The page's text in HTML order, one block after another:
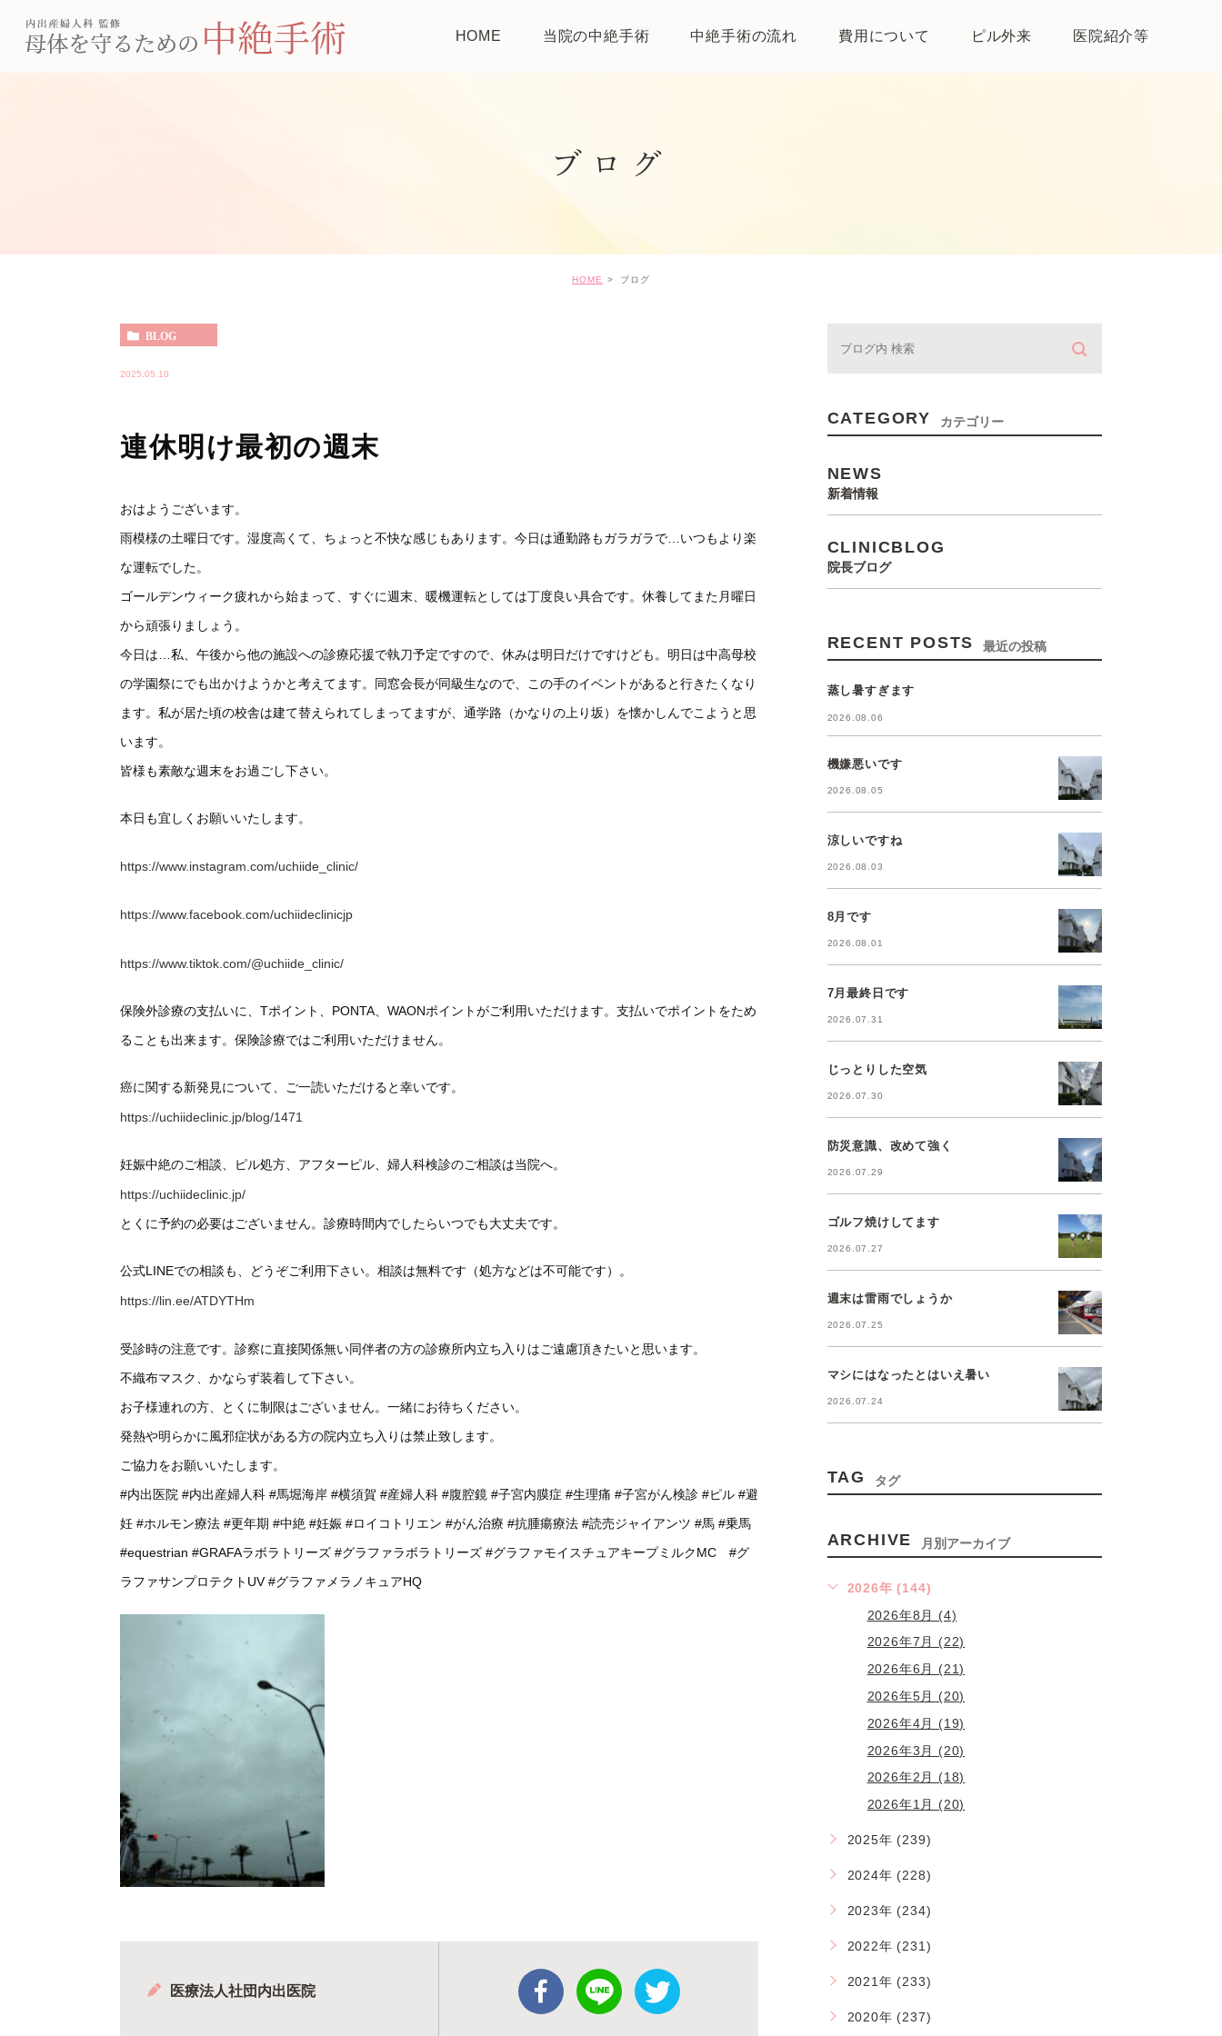
HOME 当院の中絶手術 中絶手術の流れ 費用について ピル外来 医院紹介等
ブログ
HOME ブログ
BLOG
2025.05.10
連休明け最初の週末
おはようございます。
雨模様の土曜日です。湿度高くて、ちょっと不快な感じもあります。今日は通勤路もガラガラで…いつもより楽
な運転でした。
ゴールデンウィーク疲れから始まって、すぐに週末、暖機運転としては丁度良い具合です。休養してまた月曜日
から頑張りましょう。
今日は…私、午後から他の施設への診療応援で執刀予定ですので、休みは明日だけですけども。明日は中高母校
の学園祭にでも出かけようかと考えてます。同窓会長が同級生なので、この手のイベントがあると行きたくなり
ます。私が居た頃の校舎は建て替えられてしまってますが、通学路（かなりの上り坂）を懐かしんでこようと思
います。
皆様も素敵な週末をお過ごし下さい。
本日も宜しくお願いいたします。
https://www.instagram.com/uchiide_clinic/
https://www.facebook.com/uchiideclinicjp
https://www.tiktok.com/@uchiide_clinic/
保険外診療の支払いに、Tポイント、PONTA、WAONポイントがご利用いただけます。支払いでポイントをため
ることも出来ます。保険診療ではご利用いただけません。
癌に関する新発見について、ご一読いただけると幸いです。
https://uchiideclinic.jp/blog/1471
妊娠中絶のご相談、ピル処方、アフターピル、婦人科検診のご相談は当院へ。
https://uchiideclinic.jp/
とくに予約の必要はございません。診療時間内でしたらいつでも大丈夫です。
公式LINEでの相談も、どうぞご利用下さい。相談は無料です（処方などは不可能です）。
https://lin.ee/ATDYTHm
受診時の注意です。診察に直接関係無い同伴者の方の診療所内立ち入りはご遠慮頂きたいと思います。
不織布マスク、かならず装着して下さい。
お子様連れの方、とくに制限はございません。一緒にお待ちください。
発熱や明らかに風邪症状がある方の院内立ち入りは禁止致します。
ご協力をお願いいたします。
#内出医院 #内出産婦人科 #馬堀海岸 #横須賀 #産婦人科 #腹腔鏡 #子宮内膜症 #生理痛 #子宮がん検診 #ピル #避
妊 #ホルモン療法 #更年期 #中絶 #妊娠 #ロイコトリエン #がん治療 #抗腫瘍療法 #読売ジャイアンツ #馬 #乗馬
#equestrian #GRAFAラボラトリーズ #グラファラボラトリーズ #グラファモイスチュアキープミルクMC
#グ
ラファサンプロテクトUV #グラファメラノキュアHQ
医療法人社団内出医院
CATEGORY カテゴリー
NEWS
新着情報
CLINICBLOG
院長ブログ
RECENT POSTS 最近の投稿
蒸し暑すぎます
2026.08.06
機嫌悪いです
2026.08.05
涼しいですね
2026.08.03
8月です
2026.08.01
7月最終日です
2026.07.31
じっとりした空気
2026.07.30
防災意識、改めて強く
2026.07.29
ゴルフ焼けしてます
2026.07.27
週末は雷雨でしょうか
2026.07.25
マシにはなったとはいえ暑い
2026.07.24
TAG タグ
ARCHIVE 月別アーカイブ
2026年 (144)
2026年8月 (4)
2026年7月 (22)
2026年6月 (21)
2026年5月 (20)
2026年4月 (19)
2026年3月 (20)
2026年2月 (18)
2026年1月 (20)
2025年 (239)
2024年 (228)
2023年 (234)
2022年 (231)
2021年 (233)
2020年 (237)